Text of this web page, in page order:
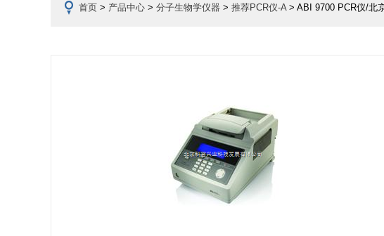
首页 > 产品中心 > 分子生物学仪器 > 推荐PCR仪-A> ABI 9700 PCR仪/北